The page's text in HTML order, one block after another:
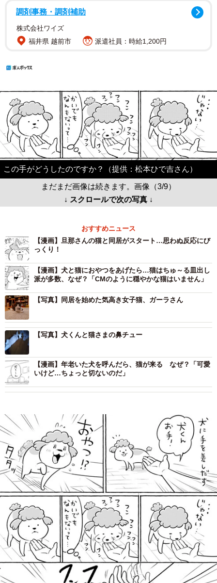
調剤事務・調剤補助
株式会社ワイズ
福井県 越前市
派遣社員：時給1,200円
この手がどうしたのですか？（提供：松本ひで吉さん）
まだまだ画像は続きます。画像（3/9）
↓ スクロールで次の写真 ↓
おすすめニュース
【漫画】旦那さんの猫と同居がスタート…思わぬ反応にび
っくり！
【漫画】犬と猫におやつをあげたら…猫はちゅ～る皿出し
派が多数、なぜ？「CMのように穏やかな猫はいません」
【写真】同居を始めた気高き女子猫、ガーラさん
【写真】犬くんと猫さまの鼻チュー
【漫画】年老いた犬を呼んだら、猫が来る なぜ？「可愛
いけど…ちょっと切ないのだ」